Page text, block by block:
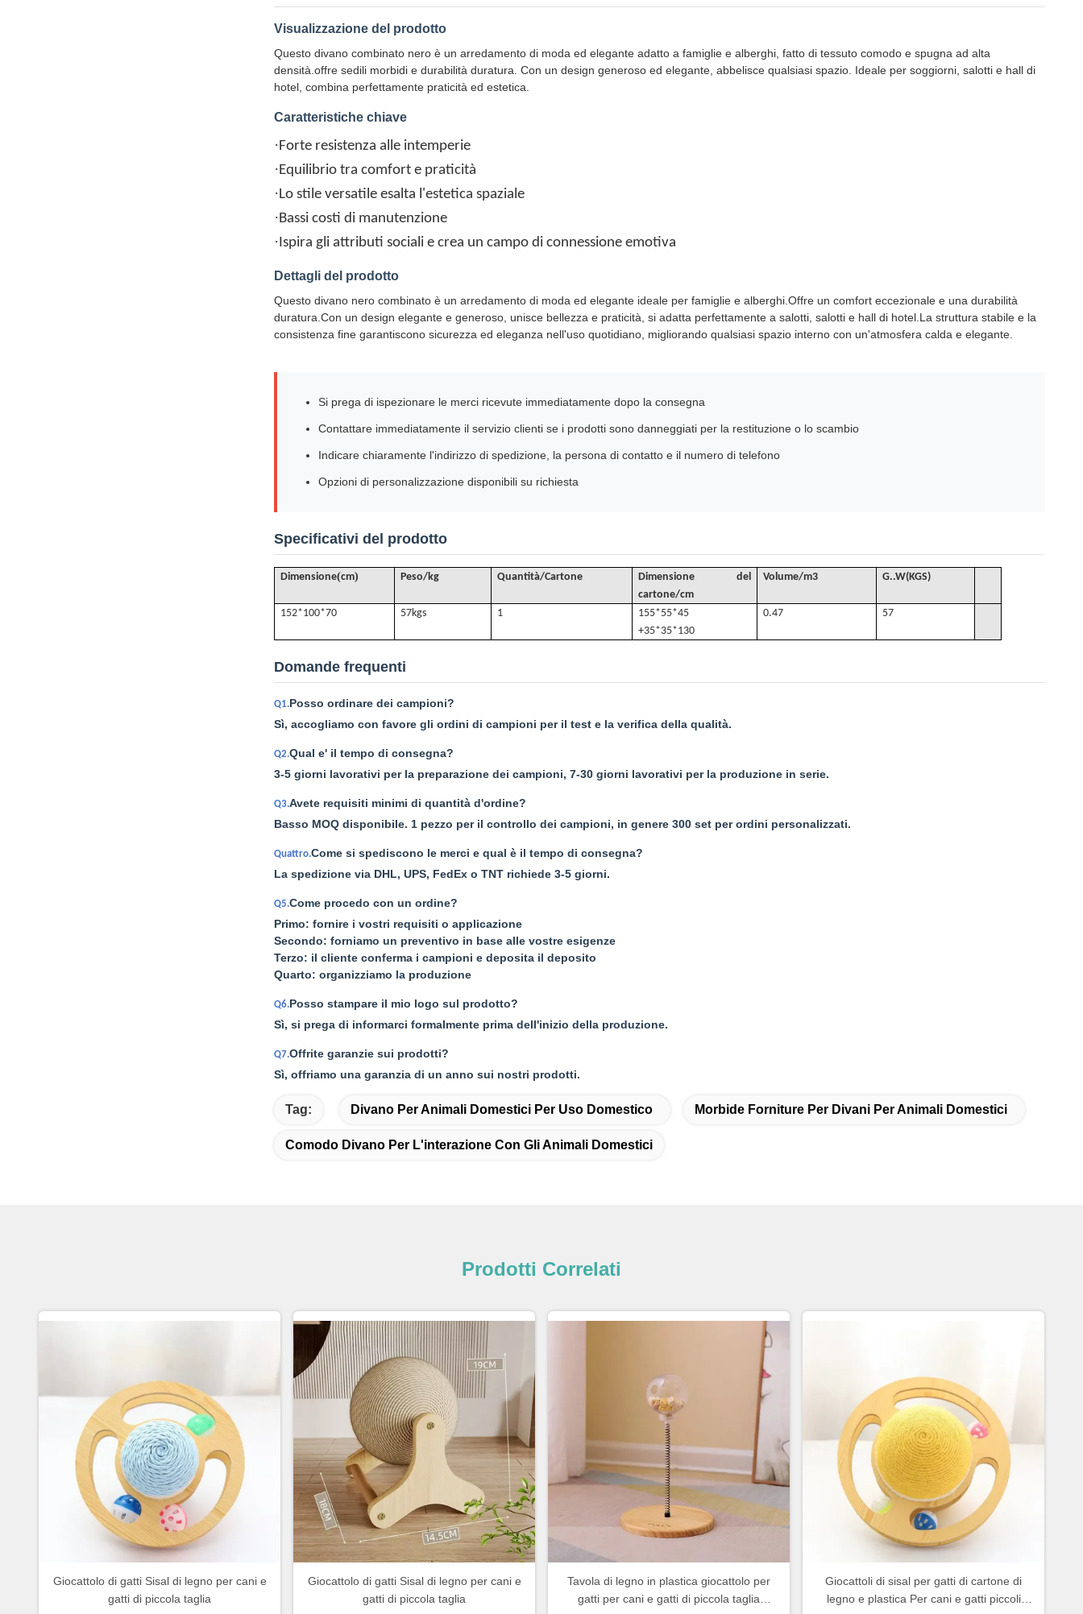
Visualizzazione del prodotto
Questo divano combinato nero è un arredamento di moda ed elegante adatto a famiglie e alberghi, fatto di tessuto comodo e spugna ad alta
densità.offre sedili morbidi e durabilità duratura. Con un design generoso ed elegante, abbelisce qualsiasi spazio. Ideale per soggiorni, salotti e hall di
hotel, combina perfettamente praticità ed estetica.
Caratteristiche chiave
·Forte resistenza alle intemperie
·Equilibrio tra comfort e praticità
·Lo stile versatile esalta l'estetica spaziale
·Bassi costi di manutenzione
·Ispira gli attributi sociali e crea un campo di connessione emotiva
Dettagli del prodotto
Questo divano nero combinato è un arredamento di moda ed elegante ideale per famiglie e alberghi.Offre un comfort eccezionale e una durabilità
duratura.Con un design elegante e generoso, unisce bellezza e praticità, si adatta perfettamente a salotti, salotti e hall di hotel.La struttura stabile e la
consistenza fine garantiscono sicurezza ed eleganza nell'uso quotidiano, migliorando qualsiasi spazio interno con un'atmosfera calda e elegante.
Si prega di ispezionare le merci ricevute immediatamente dopo la consegna
Contattare immediatamente il servizio clienti se i prodotti sono danneggiati per la restituzione o lo scambio
Indicare chiaramente l'indirizzo di spedizione, la persona di contatto e il numero di telefono
Opzioni di personalizzazione disponibili su richiesta
Specificativi del prodotto
Dimensione(cm) Peso/kg Quantità/Cartone
Dimensione del
cartone/cm
Volume/m3 G..W(KGS)
152*100*70 57kgs 1
155*55*45
+35*35*130
0.47 57
Domande frequenti
Q1.Posso ordinare dei campioni?
Sì, accogliamo con favore gli ordini di campioni per il test e la verifica della qualità.
Q2.Qual e' il tempo di consegna?
3-5 giorni lavorativi per la preparazione dei campioni, 7-30 giorni lavorativi per la produzione in serie.
Q3.Avete requisiti minimi di quantità d'ordine?
Basso MOQ disponibile. 1 pezzo per il controllo dei campioni, in genere 300 set per ordini personalizzati.
Quattro.Come si spediscono le merci e qual è il tempo di consegna?
La spedizione via DHL, UPS, FedEx o TNT richiede 3-5 giorni.
Q5.Come procedo con un ordine?
Primo: fornire i vostri requisiti o applicazione
Secondo: forniamo un preventivo in base alle vostre esigenze
Terzo: il cliente conferma i campioni e deposita il deposito
Quarto: organizziamo la produzione
Q6.Posso stampare il mio logo sul prodotto?
Sì, si prega di informarci formalmente prima dell'inizio della produzione.
Q7.Offrite garanzie sui prodotti?
Sì, offriamo una garanzia di un anno sui nostri prodotti.
Tag: Divano Per Animali Domestici Per Uso Domestico Morbide Forniture Per Divani Per Animali Domestici
Comodo Divano Per L'interazione Con Gli Animali Domestici
Prodotti Correlati
Giocattolo di gatti Sisal di legno per cani e
gatti di piccola taglia
Giocattolo di gatti Sisal di legno per cani e
gatti di piccola taglia
Tavola di legno in plastica giocattolo per
gatti per cani e gatti di piccola taglia
Giocattoli di sisal per gatti di cartone di
legno e plastica Per cani e gatti piccoli